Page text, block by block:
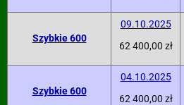
Szybkie 600
09.10.2025
62 400,00 zł
Szybkie 600
04.10.2025
62 400,00 zł